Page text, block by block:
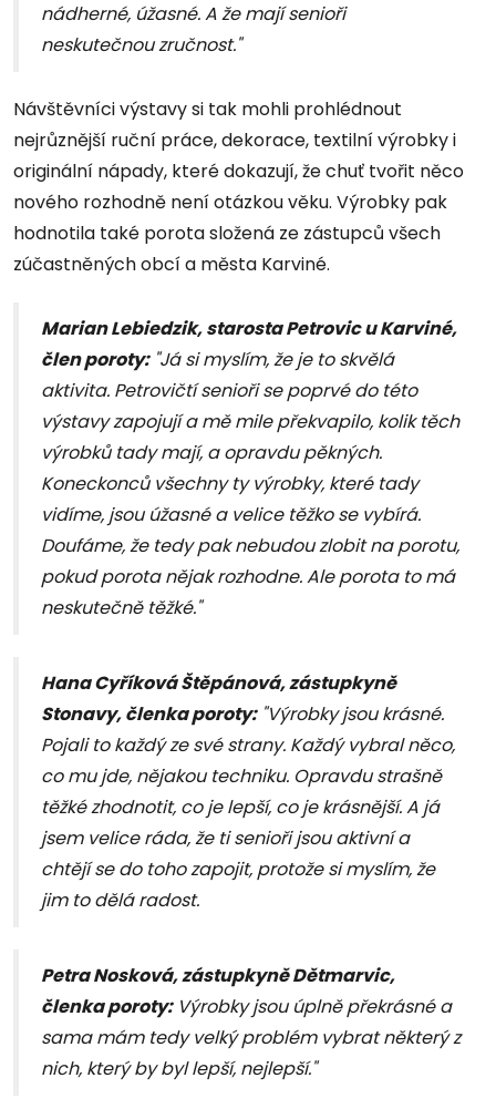
nádherné, úžasné. A že mají senioři
neskutečnou zručnost."
Návštěvníci výstavy si tak mohli prohlédnout
nejrůznější ruční práce, dekorace, textilní výrobky i
originální nápady, které dokazují, že chuť tvořit něco
nového rozhodně není otázkou věku. Výrobky pak
hodnotila také porota složená ze zástupců všech
zúčastněných obcí a města Karviné.
Marian Lebiedzik, starosta Petrovic u Karviné,
člen poroty:"Já si myslím, že je to skvělá
aktivita. Petrovičtí senioři se poprvé do této
výstavy zapojují a mě mile překvapilo, kolik těch
výrobků tady mají, a opravdu pěkných.
Koneckonců všechny ty výrobky, které tady
vidíme, jsou úžasné a velice těžko se vybírá.
Doufáme, že tedy pak nebudou zlobit na porotu,
pokud porota nějak rozhodne. Ale porota to má
neskutečně těžké."
Hana Cyříková Štěpánová, zástupkyně
Stonavy, členka poroty:"Výrobky jsou krásné.
Pojali to každý ze své strany. Každý vybral něco,
co mu jde, nějakou techniku. Opravdu strašně
těžké zhodnotit, co je lepší, co je krásnější. A já
jsem velice ráda, že ti senioři jsou aktivní a
chtějí se do toho zapojit, protože si myslím, že
jim to dělá radost.
Petra Nosková, zástupkyně Dětmarvic,
členka poroty:Výrobky jsou úplně překrásné a
sama mám tedy velký problém vybrat některý z
nich, který by byl lepší, nejlepší."